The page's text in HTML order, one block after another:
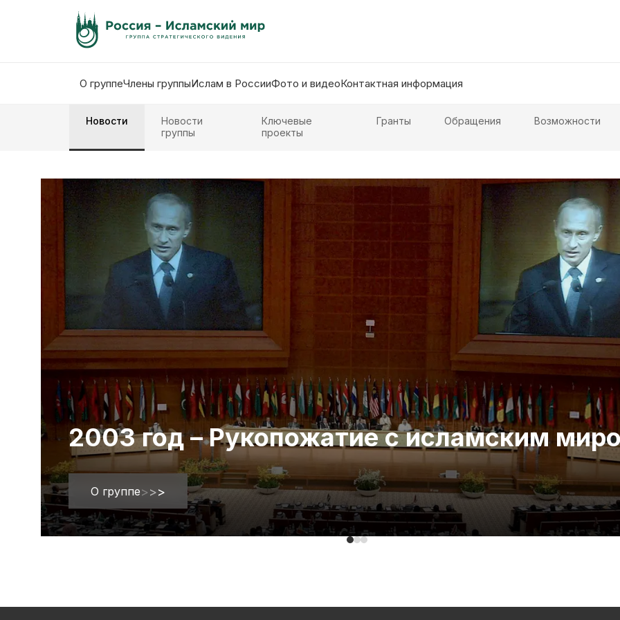
О группеЧлены группыИслам в РоссииФото и видеоКонтактная информация
Новости
Новости
группы
Ключевые
проекты
Гранты Обращения Возможности
2003 год – Рукопожатие с исламским
О группе>>>